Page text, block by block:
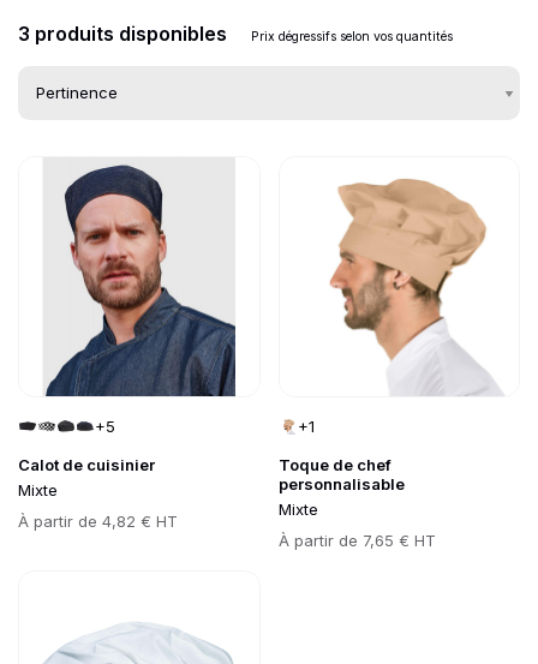
3 produits disponibles Prix dégressifs selon vos quantités
Liste des produits
Calot de cuisinier
Mixte
Prix
À partir de 4,82 € HT
+5
Go to product page
Toque de chef
personnalisable
Mixte
Prix
À partir de 7,65 € HT
+1